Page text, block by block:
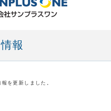
報
を更新しました。